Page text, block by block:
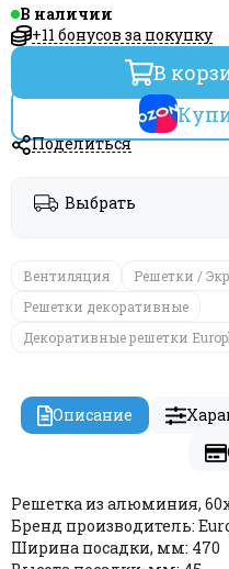
В наличии
+11 бонусов за покупку
В
Поделиться
Выбрать
Вентиляция Решетки /
Решетки декоративные
Декоративные решетки
Описание
Решетка из алюминия,
Бренд производитель:
Ширина посадки, мм: 470